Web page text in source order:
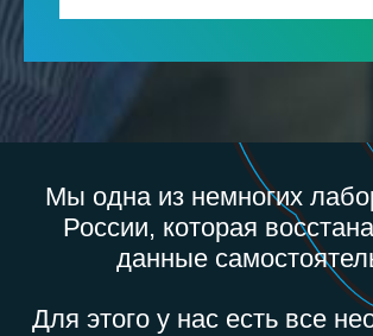
Мы одна из немногих
России, которая
данные
Для этого у нас есть все